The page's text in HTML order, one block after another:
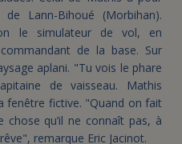
Lann-Bihoué (Morbihan).
le simulateur de vol, en
de la base. Sur
aplani. "Tu vois le phare
de vaisseau. Mathis
fenêtre fictive. "Quand on fait
qu’il ne connaît pas, à
remarque Eric Jacinot.